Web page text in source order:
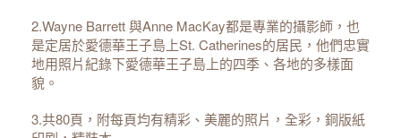
2.Wayne Barrett 與Anne MacKay都是專業的攝影師，也
是定居於愛德華王子島上St. Catherines的居民，他們忠實
地用照片紀錄下愛德華王子島上的四季、各地的多樣面
貌。
3.共80頁，附每頁均有精彩、美麗的照片，全彩，銅版紙